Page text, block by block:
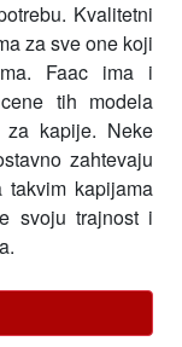
Kvalitetni
za sve one koji
Faac ima i
tih modela
za kapije. Neke
zahtevaju
kapijama
svoju trajnost i